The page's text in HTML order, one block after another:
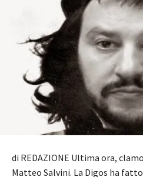
di REDAZIONE Ultima ora,
Matteo Salvini. La Digos ha